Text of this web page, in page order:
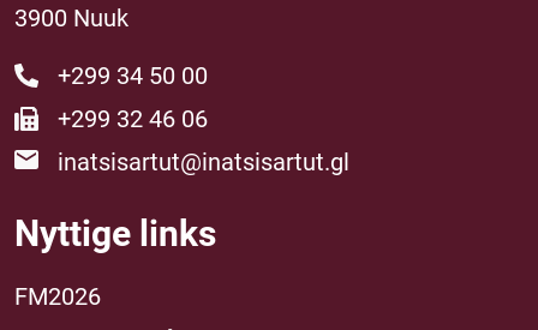
3900 Nuuk
+299 34 50 00
+299 32 46 06
inatsisartut@inatsisartut.gl
Nyttige links
FM2026